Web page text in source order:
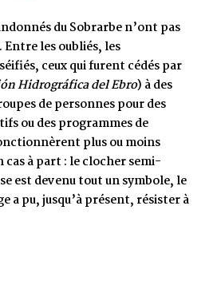
du Sobrarbe n’ont pas
les oubliés, les
ceux qui furent cédés par
Hidrográfica del Ebro) à des
de personnes pour des
ou des programmes de
plus ou moins
cas à part : le clocher semi-
est devenu tout un symbole, le
a pu, jusqu’à présent, résister à